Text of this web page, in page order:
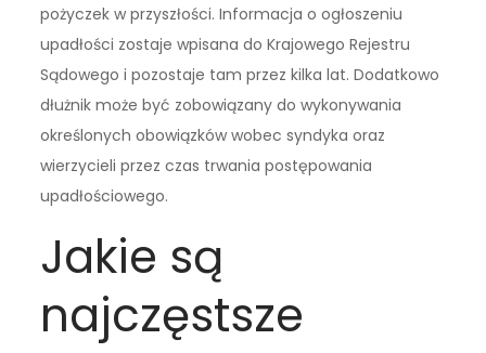
pożyczek w przyszłości. Informacja o ogłoszeniu
upadłości zostaje wpisana do Krajowego Rejestru
Sądowego i pozostaje tam przez kilka lat. Dodatkowo
dłużnik może być zobowiązany do wykonywania
określonych obowiązków wobec syndyka oraz
wierzycieli przez czas trwania postępowania
upadłościowego.
Jakie są
najczęstsze